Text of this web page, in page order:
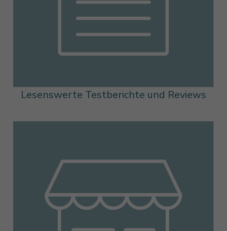
Lesenswerte Testberichte und Reviews